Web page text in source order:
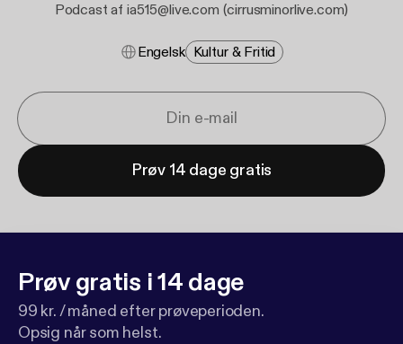
Podcast af ia515@live.com (cirrusminorlive.com)
Engelsk Kultur & Fritid
Prøv 14 dage gratis
Prøv gratis i 14 dage
99 kr. / måned efter prøveperioden.
Opsig når som helst.